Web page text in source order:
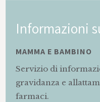
Informazioni
MAMMA E BAMBINO
Servizio di
gravidanza e
farmaci.